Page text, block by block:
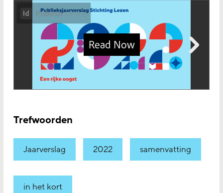
Trefwoorden
Jaarverslag 2022 samenvatting
in het kort